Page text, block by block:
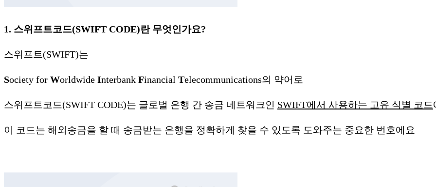
1. 스위프트코드(SWIFT CODE)란 무엇인가요?
스위프트(SWIFT)는
Society for Worldwide Interbank Financial Telecommunications의 약어로
스위프트코드(SWIFT CODE)는 글로벌 은행 간 송금 네트워크인 SWIFT에서 사용하는 고유 식별 코드
이 코드는 해외송금을 할 때 송금받는 은행을 정확하게 찾을 수 있도록 도와주는 중요한 번호에요